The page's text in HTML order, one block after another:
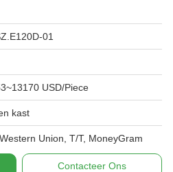
01
USD/Piece
kast
Union, T/T, MoneyGram
Contacteer Ons